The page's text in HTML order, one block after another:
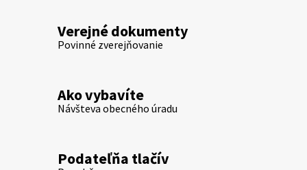
Verejné dokumenty
Povinné zverejňovanie
Ako vybavíte
Návšteva obecného úradu
Podateľňa tlačív